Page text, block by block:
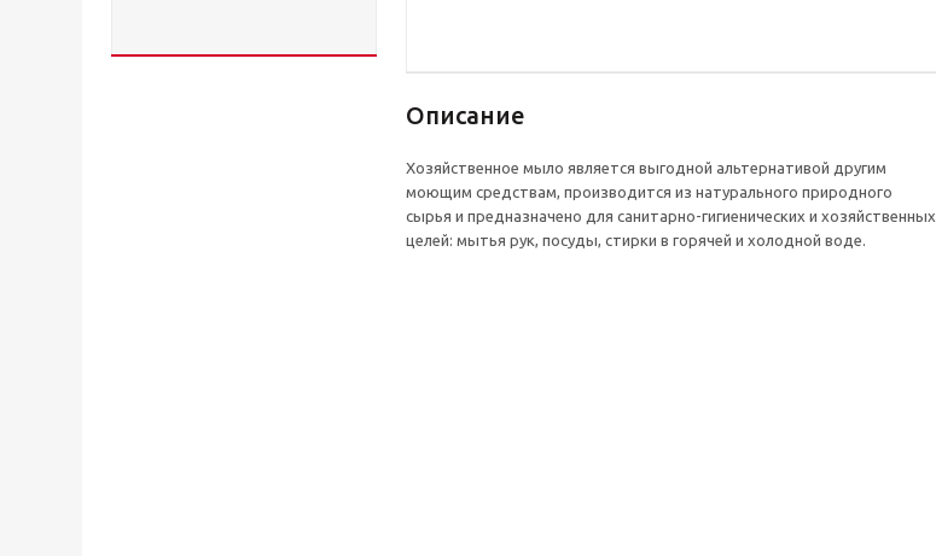
Описание
Хозяйственное мыло является выгодной альтернативой другим
моющим средствам, производится из натурального природного
сырья и предназначено для санитарно-гигиенических и хозяйственных
целей: мытья рук, посуды, стирки в горячей и холодной воде.